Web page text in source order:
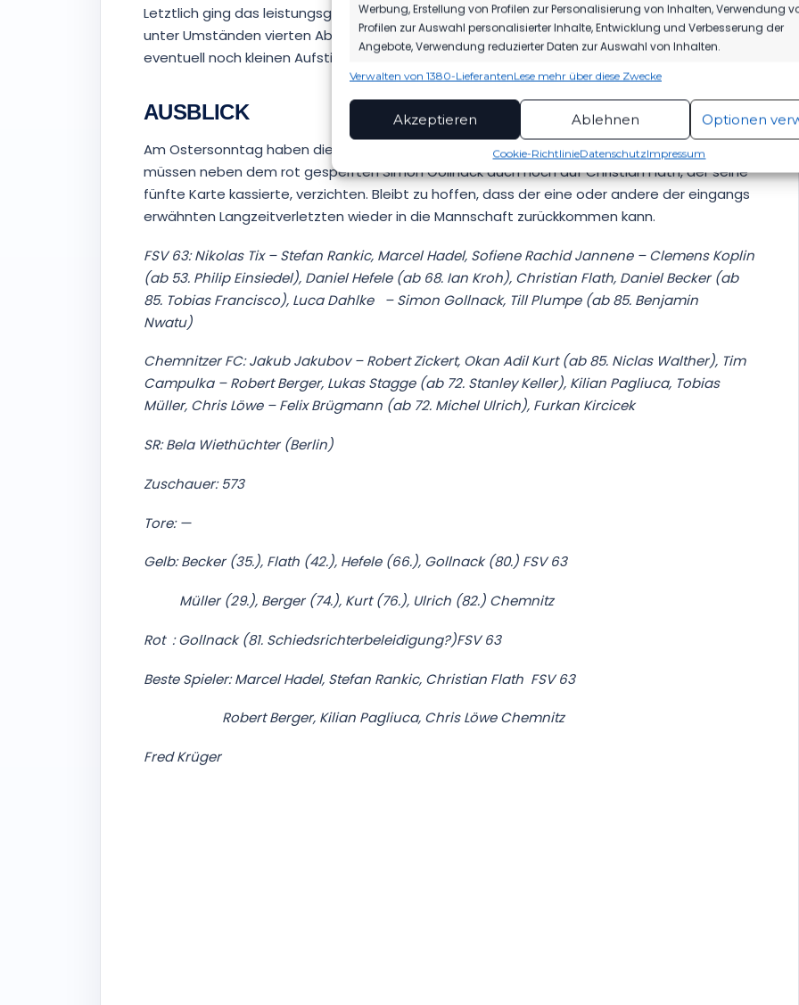
Werbung, Erstellung von Profilen zur Personalisierung von Inhalten, Verwendung
Profilen zur Auswahl personalisierter Inhalte, Entwicklung und Verbesserung der
Angebote, Verwendung reduzierter Daten zur Auswahl von Inhalten.
Funktionen
Abgleichung und Kombination von Daten aus unterschiedlichen Quellen,
Verknüpfung verschiedener Endgeräte, Identifikation von Endgeräten
anhand automatisch übermittelter Informationen.
Gewährleistung der Sicherheit, Verhinderung und
Aufdeckung von Betrug und Fehlerbehebung,
Bereitstellung und Anzeige von Werbung und Inhalten,
Ihre Entscheidungen zum Datenschutz speichern und
Verwalten von 1380-LieferantenLese mehr über diese Zwecke
Akzeptieren Ablehnen Optionen
Cookie-RichtlinieDatenschutzImpressum
Letztlich ging das leistungsgerechte Remis, mit dem die Luckenwalder den Abstand auf den
unter Umständen vierten Abstiegsrang auf vier Punkte erhöhen, die Chemnitzer aber ihre
eventuell noch kleinen Aufstiegsambitionen begraben können, in Ordnung.
AUSBLICK
Am Ostersonntag haben die Braune-Schützlinge beim FC Carl-Zeiss Jena anzutreten und
müssen neben dem rot gesperrten Simon Gollnack auch noch auf Christian Flath, der seine
fünfte Karte kassierte, verzichten. Bleibt zu hoffen, dass der eine oder andere der eingangs
erwähnten Langzeitverletzten wieder in die Mannschaft zurückkommen kann.
FSV 63: Nikolas Tix – Stefan Rankic, Marcel Hadel, Sofiene Rachid Jannene – Clemens Koplin
(ab 53. Philip Einsiedel), Daniel Hefele (ab 68. Ian Kroh), Christian Flath, Daniel Becker (ab
85. Tobias Francisco), Luca Dahlke – Simon Gollnack, Till Plumpe (ab 85. Benjamin
Nwatu)
Chemnitzer FC: Jakub Jakubov – Robert Zickert, Okan Adil Kurt (ab 85. Niclas Walther), Tim
Campulka – Robert Berger, Lukas Stagge (ab 72. Stanley Keller), Kilian Pagliuca, Tobias
Müller, Chris Löwe – Felix Brügmann (ab 72. Michel Ulrich), Furkan Kircicek
SR: Bela Wiethüchter (Berlin)
Zuschauer: 573
Tore: —
Gelb: Becker (35.), Flath (42.), Hefele (66.), Gollnack (80.) FSV 63
Müller (29.), Berger (74.), Kurt (76.), Ulrich (82.) Chemnitz
Rot : Gollnack (81. Schiedsrichterbeleidigung?)FSV 63
Beste Spieler: Marcel Hadel, Stefan Rankic, Christian Flath FSV 63
Robert Berger, Kilian Pagliuca, Chris Löwe Chemnitz
Fred Krüger